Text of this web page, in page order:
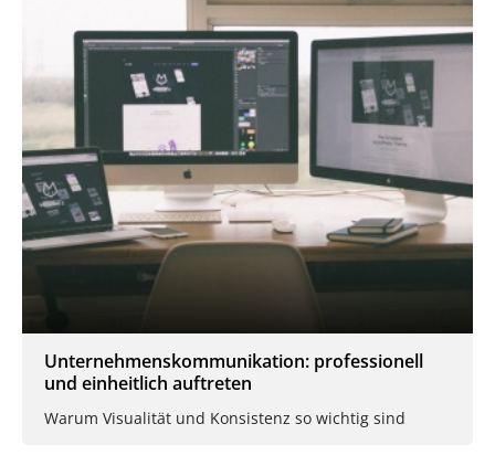
Unternehmenskommunikation: professionell
und einheitlich auftreten
Warum Visualität und Konsistenz so wichtig sind